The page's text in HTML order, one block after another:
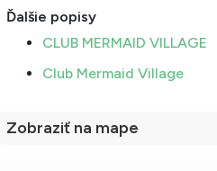
Ďalšie popisy
CLUB MERMAID VILLAGE
Club Mermaid Village
Zobraziť na mape